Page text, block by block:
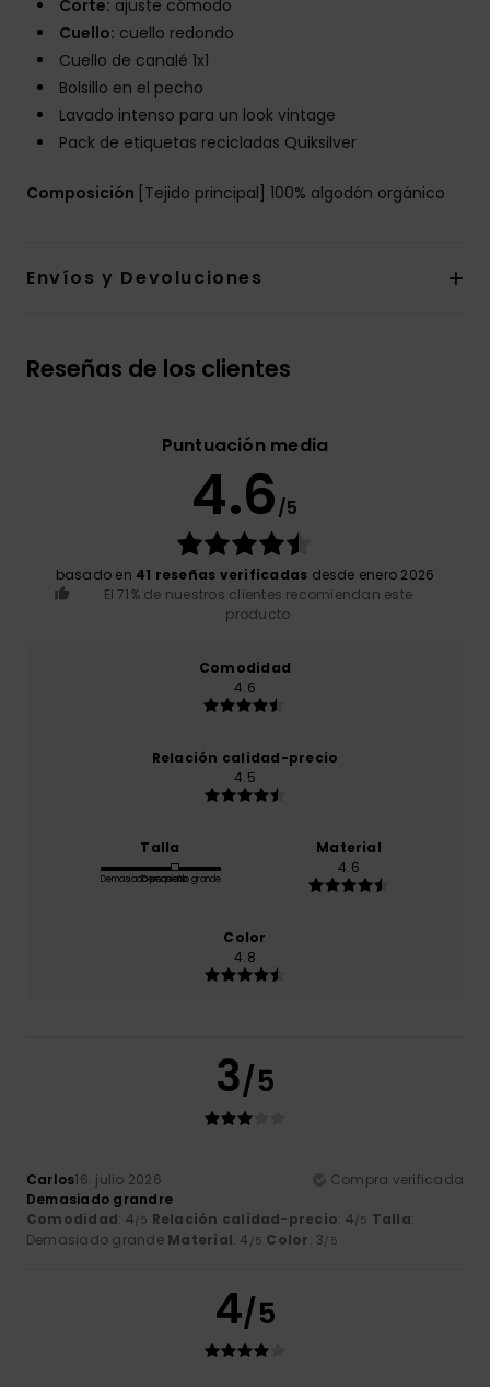
Corte: ajuste cómodo
Cuello: cuello redondo
Cuello de canalé 1x1
Bolsillo en el pecho
Lavado intenso para un look vintage
Pack de etiquetas recicladas Quiksilver
Composición [Tejido principal] 100% algodón orgánico
Envíos y Devoluciones
Reseñas de los clientes
Puntuación media
4.6/5
basado en 41 reseñas verificadas desde enero 2026
El 71% de nuestros clientes recomiendan este
producto
Comodidad
4.6
Relación calidad-precio
4.5
Talla
Demasiado pequeño
Demasiado grande
Material
4.6
Color
4.8
3/5
Carlos16. julio 2026
Compra verificada
Demasiado grandre
Comodidad: 4/5 Relación calidad-precio: 4/5 Talla:
Demasiado grande Material: 4 /5 Color: 3/5
4/5